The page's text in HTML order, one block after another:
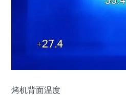
烤机背面温度